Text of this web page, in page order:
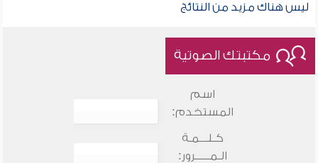
ليس هناك مزيد من النتائج
مكتبتك الصوتية
اسم
المستخدم:
كـلـــمـة
الـمـــــرور: